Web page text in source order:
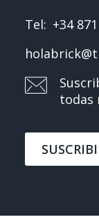
Tel: +34
todas